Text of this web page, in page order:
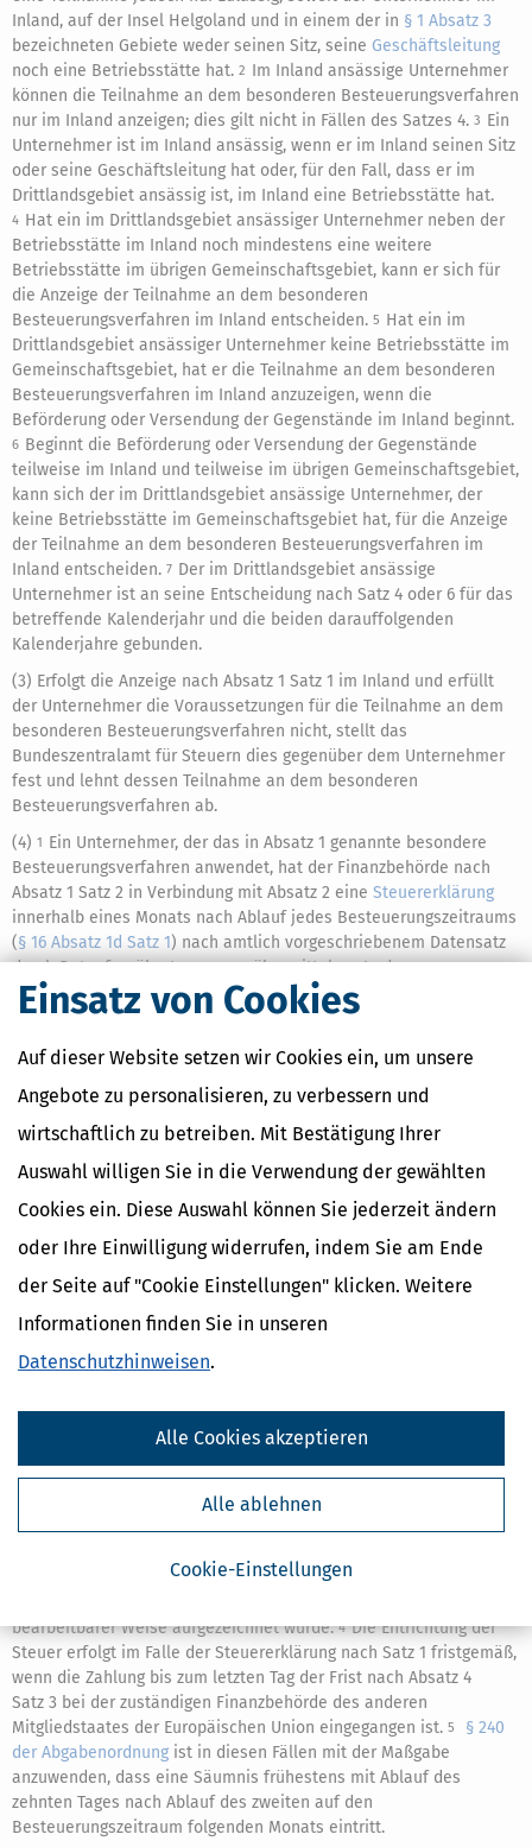
Einsatz von Cookies
Auf dieser Website setzen wir Cookies ein, um unsere
Angebote zu personalisieren, zu verbessern und
wirtschaftlich zu betreiben. Mit Bestätigung Ihrer
Auswahl willigen Sie in die Verwendung der gewählten
Cookies ein. Diese Auswahl können Sie jederzeit ändern
oder Ihre Einwilligung widerrufen, indem Sie am Ende
der Seite auf "Cookie Einstellungen" klicken. Weitere
Informationen finden Sie in unseren
Datenschutzhinweisen.
Cookie-Einstellungen
Alle ablehnen
Alle Cookies akzeptieren
Inland, auf der Insel Helgoland und in einem der in § 1 Absatz 3
bezeichneten Gebiete weder seinen Sitz, seine Geschäftsleitung
noch eine Betriebsstätte hat. 2 Im Inland ansässige Unternehmer
können die Teilnahme an dem besonderen Besteuerungsverfahren
nur im Inland anzeigen; dies gilt nicht in Fällen des Satzes 4. 3 Ein
Unternehmer ist im Inland ansässig, wenn er im Inland seinen Sitz
oder seine Geschäftsleitung hat oder, für den Fall, dass er im
Drittlandsgebiet ansässig ist, im Inland eine Betriebsstätte hat.
4 Hat ein im Drittlandsgebiet ansässiger Unternehmer neben der
Betriebsstätte im Inland noch mindestens eine weitere
Betriebsstätte im übrigen Gemeinschaftsgebiet, kann er sich für
die Anzeige der Teilnahme an dem besonderen
Besteuerungsverfahren im Inland entscheiden. 5 Hat ein im
Drittlandsgebiet ansässiger Unternehmer keine Betriebsstätte im
Gemeinschaftsgebiet, hat er die Teilnahme an dem besonderen
Besteuerungsverfahren im Inland anzuzeigen, wenn die
Beförderung oder Versendung der Gegenstände im Inland beginnt.
6 Beginnt die Beförderung oder Versendung der Gegenstände
teilweise im Inland und teilweise im übrigen Gemeinschaftsgebiet,
kann sich der im Drittlandsgebiet ansässige Unternehmer, der
keine Betriebsstätte im Gemeinschaftsgebiet hat, für die Anzeige
der Teilnahme an dem besonderen Besteuerungsverfahren im
Inland entscheiden. 7 Der im Drittlandsgebiet ansässige
Unternehmer ist an seine Entscheidung nach Satz 4 oder 6 für das
betreffende Kalenderjahr und die beiden darauffolgenden
Kalenderjahre gebunden.
(3) Erfolgt die Anzeige nach Absatz 1 Satz 1 im Inland und erfüllt
der Unternehmer die Voraussetzungen für die Teilnahme an dem
besonderen Besteuerungsverfahren nicht, stellt das
Bundeszentralamt für Steuern dies gegenüber dem Unternehmer
fest und lehnt dessen Teilnahme an dem besonderen
Besteuerungsverfahren ab.
(4) 1
Ein Unternehmer, der das in Absatz 1 genannte besondere
Besteuerungsverfahren anwendet, hat der Finanzbehörde nach
Absatz 1 Satz 2 in Verbindung mit Absatz 2 eine Steuererklärung
innerhalb eines Monats nach Ablauf jedes Besteuerungszeitraums
(§ 16 Absatz 1d Satz 1) nach amtlich vorgeschriebenem Datensatz
durch Datenfernübertragung zu übermitteln.
In der
Steuererklärung hat er die Steuer für den Besteuerungszeitraum
selbst zu berechnen.3 Die berechnete Steuer ist am letzten Tag
bis dahin vom Unternehmer an die Finanzbehörde nach Absatz 1
Satz 2 zu entrichten.4 Soweit der Unternehmer im Inland
nicht anzuwenden.
Berichtigungen einer Steuererklärung, die
innerhalb von drei Jahren nach dem letzten Tag des Zeitraums
Steuererklärung unter Angabe des zu berichtigenden
Besteuerungszeitraums anzuzeigen.
(5)1
Die Steuererklärung nach Absatz 4 Satz 1 und 2, die der
Unternehmer der zuständigen Finanzbehörde eines anderen
Mitgliedstaates der Europäischen Union übermittelt hat, ist ab
dem Zeitpunkt eineSteueranmeldung
anderen Mitgliedstaates der Europäischen Union dem
Bundeszentralamt für Steuern übermittelt und dort in
bearbeitbarer Weise aufgezeichnet wurden.2 Dies gilt für die
Berichtigung einer Steuererklärung entsprechend.
Steuererklärung nach Satz 1 gilt als fristgemäß übermittelt, wenn
zuständigen Finanzbehörde des anderen Mitgliedstaates der
bearbeitbarer Weise aufgezeichnet wurde.4 Die Entrichtung der
Steuer erfolgt im Falle der Steuererklärung nach Satz 1 fristgemäß,
wenn die Zahlung bis zum letzten Tag der Frist nach Absatz 4
Satz 3 bei der zuständigen Finanzbehörde des anderen
Mitgliedstaates der Europäischen Union eingegangen ist. 5
§ 240
der Abgabenordnung ist in diesen Fällen mit der Maßgabe
anzuwenden, dass eine Säumnis frühestens mit Ablauf des
zehnten Tages nach Ablauf des zweiten auf den
Besteuerungszeitraum folgenden Monats eintritt.